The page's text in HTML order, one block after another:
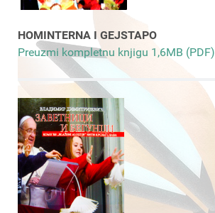
HOMINTERNA I GEJSTAPO
Preuzmi kompletnu knjigu 1,6MB (PDF)